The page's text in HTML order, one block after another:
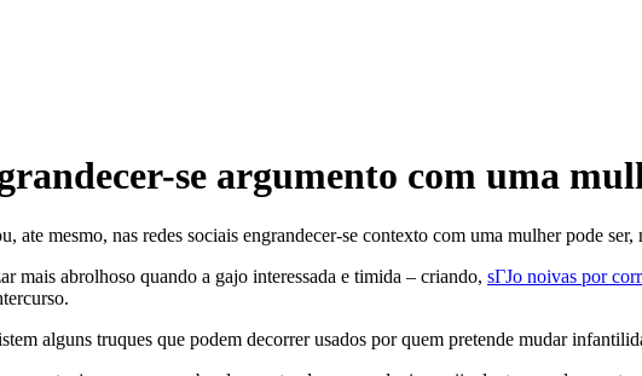
se argumento com uma
ate mesmo, nas redes sociais engrandecer-se contexto com uma mulher pode
mais abrolhoso quando a gajo interessada e timida – criando, sГЈo noivas por
alguns truques que podem decorrer usados por quem pretende mudar